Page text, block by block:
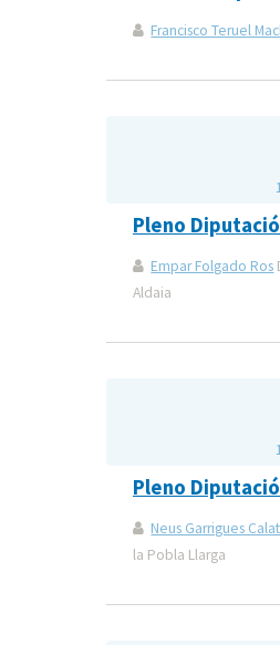
Francisco Teruel
Pleno
Empar Folgado Ros
Aldaia
Pleno
Neus Garrigues
la Pobla Llarga